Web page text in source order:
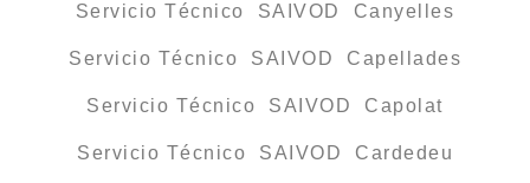
Servicio Técnico SAIVOD Canyelles
Servicio Técnico SAIVOD Capellades
Servicio Técnico SAIVOD Capolat
Servicio Técnico SAIVOD Cardedeu